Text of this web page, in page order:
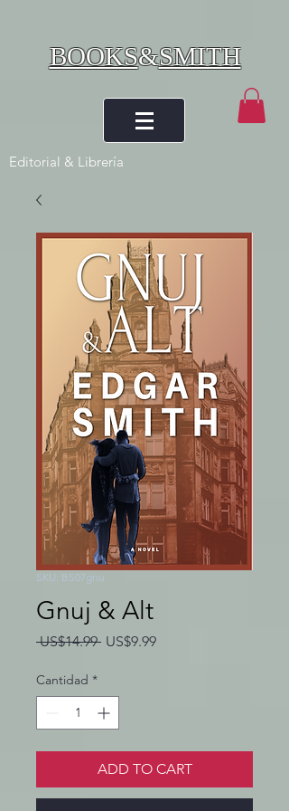
BOOKS&SMITH
Editorial & Librería
SKU: BS07gnu
Gnuj & Alt
US$14.99 Precio
US$9.99Precio
Cantidad *
ADD TO CART